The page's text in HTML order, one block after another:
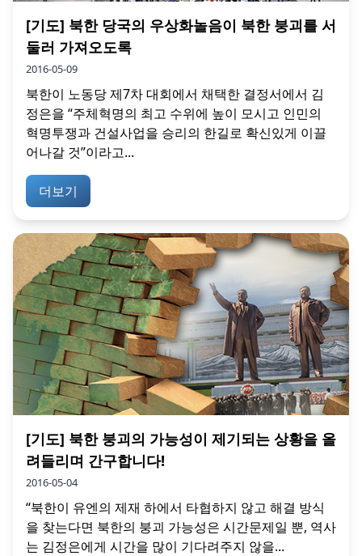
[기도] 북한 당국의 우상화놀음이 북한 붕괴를 서
둘러 가져오도록
2016-05-09
북한이 노동당 제7차 대회에서 채택한 결정서에서 김
정은을 “주체혁명의 최고 수위에 높이 모시고 인민의
혁명투쟁과 건설사업을 승리의 한길로 확신있게 이끌
어나갈 것”이라고...
더보기
[기도] 북한 붕괴의 가능성이 제기되는 상황을 올
려들리며 간구합니다!
2016-05-04
“북한이 유엔의 제재 하에서 타협하지 않고 해결 방식
을 찾는다면 북한의 붕괴 가능성은 시간문제일 뿐, 역사
는 김정은에게 시간을 많이 기다려주지 않을...